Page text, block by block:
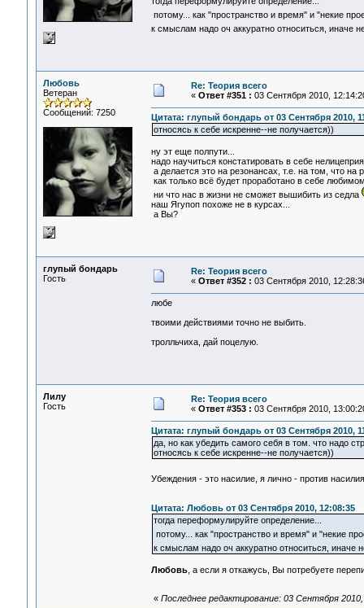
потому... как "пространство и время" и "некие
к смыслам надо оч аккуратно относиться, иначе
Любовь
Ветеран
Сообщений: 7250
Re: Теория всего
« Ответ #351 : 03 Сентября 2010,
Цитата: глупый бондарь от 03 Сентября 2010,
относясь к себе искренне--не получается))
ну эт еще полпути...
надо научиться констатировать в себе
а делается это на резонансах, т.е. на том, что на
как только всё будет проработано в себе
ни что нас в жизни не сможет вышибить из седла
наш Ягупоп похоже не в курсах...
а Вы?
глупый бондарь
Гость
Re: Теория всего
« Ответ #352 : 03 Сентября 2010,
любе
твоими действиями точно не выбить.
тролльчиха, дай поцелую.
Лилу
Гость
Re: Теория всего
« Ответ #353 : 03 Сентября 2010,
Цитата: глупый бондарь от 03 Сентября 2010,
да, но как убедить самого себя в том. что надо
относясь к себе искренне--не получается))
Убеждения - это насилие, я лично - против
Цитата: Любовь от 03 Сентября 2010, 12:08:35
тогда переформулируйте определение...
потому... как "пространство и время" и "некие
к смыслам надо оч аккуратно относиться, иначе
Любовь, а если я откажусь, Вы потребуете
« Последнее редактирование: 03 Сентября